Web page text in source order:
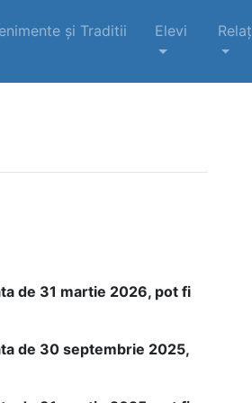
şi Traditii Elevi
de 31 martie 2026, pot fi
de 30 septembrie 2025,